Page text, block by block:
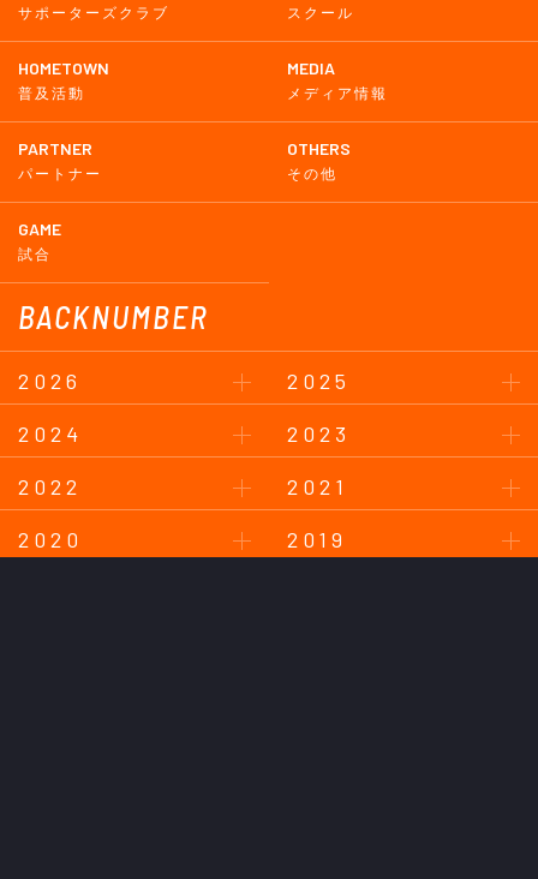
サポーターズクラブ スクール
HOMETOWN
普及活動
MEDIA
メディア情報
PARTNER
パートナー
OTHERS
その他
GAME
試合
BACKNUMBER
2026
2025
2024
2023
2022
2021
2020
2019